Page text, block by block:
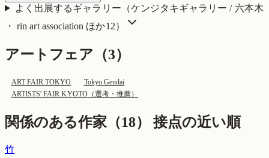
よく出展するギャラリー（ケンジタキギャラリー / 六本木
・ rin art association ほか12）
アートフェア（3）
ART FAIR TOKYO
Tokyo Gendai
ARTISTS' FAIR KYOTO（選考・推薦）
関係のある作家（18） 接点の近い順
竹